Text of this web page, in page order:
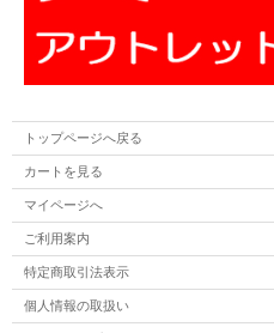
トップページへ戻る
カートを見る
マイページへ
ご利用案内
特定商取引法表示
個人情報の取扱い